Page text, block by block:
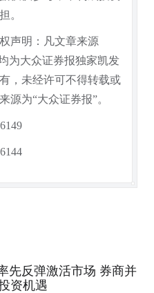
。
声明：凡文章来源
为大众证券报独家凯发
，未经许可不得转载或
源为“大众证券报”。
先反弹激活市场 券商并
资机遇